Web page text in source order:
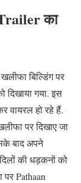
का
बिल्डिंग पर
दिखाया गया. इस
वायरल हो रहे हैं.
पर दिखाए जा
बाद अपने
की धड़कनों को
पर Pathaan